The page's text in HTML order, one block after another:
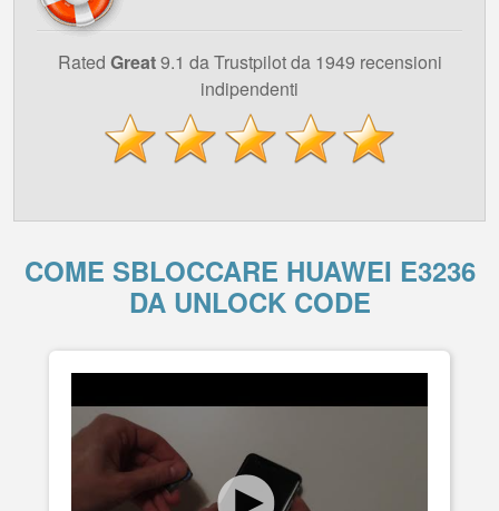
Rated Great9.1 da Trustpilot da 1949 recensioni
indipendenti
COME SBLOCCARE HUAWEI E3236
DA UNLOCK CODE